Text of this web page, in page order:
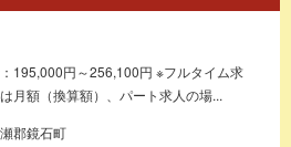
195,000円～256,100円 ※フルタイム求
月額（換算額）、パート求人の場...
郡鏡石町